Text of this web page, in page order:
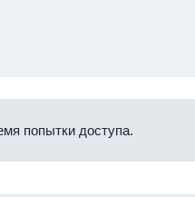
попытки доступа.